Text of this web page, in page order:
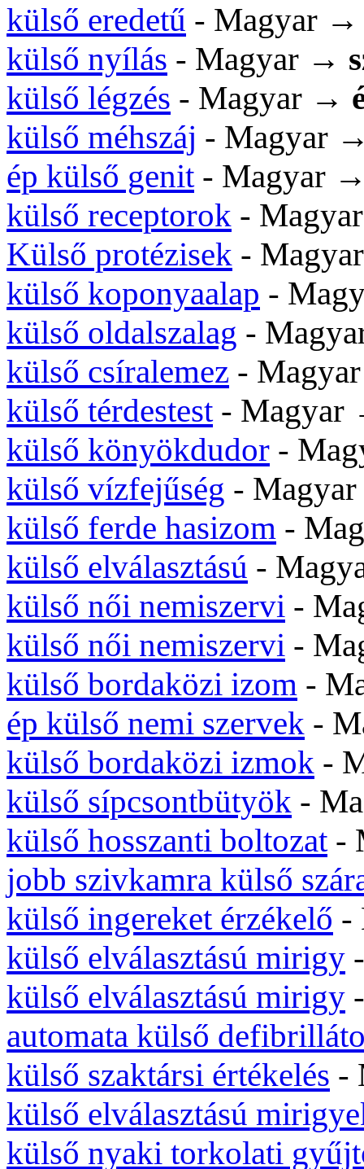
külső eredetű - Magyar
külső nyílás - Magyar →
külső légzés - Magyar →
külső méhszáj - Magyar
ép külső genit- Magyar
külső receptorok -
Külső protézisek -
külső koponyaalap -
külső oldalszalag -
külső csíralemez -
külső térdestest-
külső könyökdudor -
külső vízfejűség -
külső ferde hasizom -
külső elválasztású -
külső női nemiszervi -
külső női nemiszervi -
külső bordaközi izom -
ép külső nemi szervek -
külső bordaközi izmok -
külső sípcsontbütyök -
külső hosszanti boltozat-
jobb szivkamra külső
külső ingereket érzékelő -
külső elválasztású mirigy
külső elválasztású mirigy
automata külső
külső szaktársi értékelés -
külső elválasztású
külső nyaki torkolati